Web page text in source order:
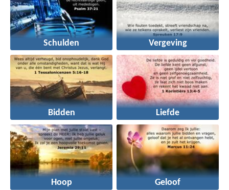
Schulden Vergeving
Bidden Liefde
Hoop Geloof